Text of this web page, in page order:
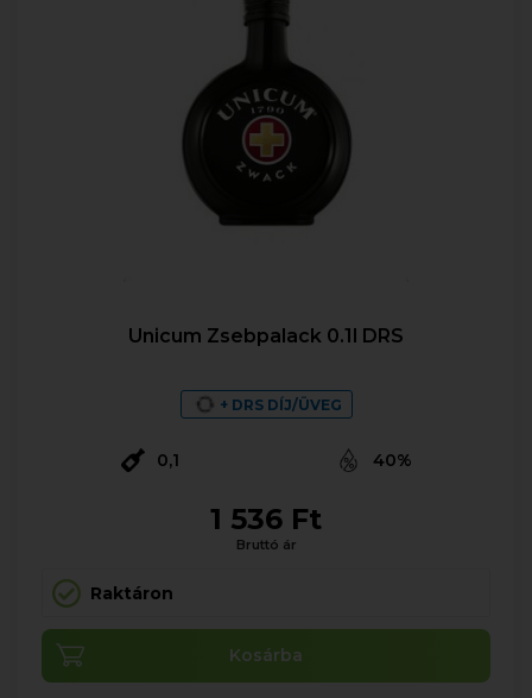
Unicum Zsebpalack 0.1l DRS
+ DRS DÍJ/ÜVEG
0,1 40%
1 536 Ft
Bruttó ár
Raktáron
Kosárba